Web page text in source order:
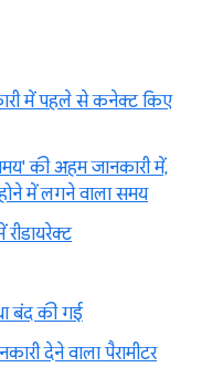
में पहले से कनेक्ट किए
की अहम जानकारी में,
में लगने वाला समय
बंद की गई
देने वाला पैरामीटर